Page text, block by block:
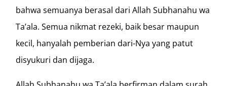
bahwa semuanya berasal dari Allah Subhanahu wa
Ta’ala. Semua nikmat rezeki, baik besar maupun
kecil, hanyalah pemberian dari-Nya yang patut
disyukuri dan dijaga.